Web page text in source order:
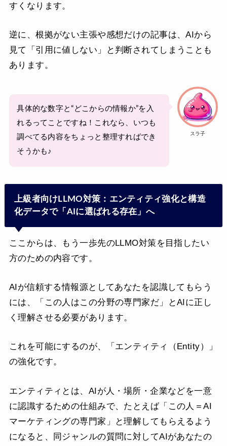
すくなります。
逆に、根拠がない主張や感想だけの記事は、AIから
見て「引用に値しない」と判断されてしまうことも
あります。
スラ子
具体的な数字と“どこからの情報か”を入
れるってことですね！これなら、いつも
調べてる内容をちょっと整理すればでき
そうかも♪
上級者向けLLMO対策：エンティティ強化と構造
化データで「AIに選ばれる存在」へ
ここからは、もう一歩先のLLMO対策を目指したい
方のための内容です。
AIが信頼する情報源としてあなたを認識してもらう
には、「この人はこの分野の専門家だ」とAIに正し
く理解させる必要があります。
これを可能にするのが、「エンティティ（Entity）」
の強化です。
エンティティとは、AIが人・場所・企業などを一意
に認識するための仕組みで、たとえば「この人＝AI
マーケティングの専門家」と理解してもらえるよう
になると、同ジャンルの質問に対してAIがあなたの